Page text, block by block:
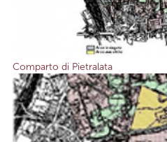
Comparto di Pietralata